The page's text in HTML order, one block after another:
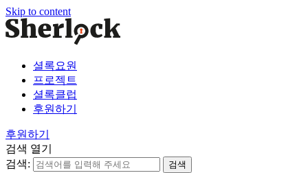
Skip to content
셜록요원
프로젝트
셜록클럽
후원하기
후원하기
검색 열기
검색: